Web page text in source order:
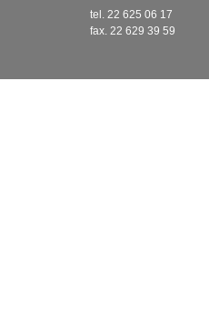
tel. 22 625 06 17
fax. 22 629 39 59